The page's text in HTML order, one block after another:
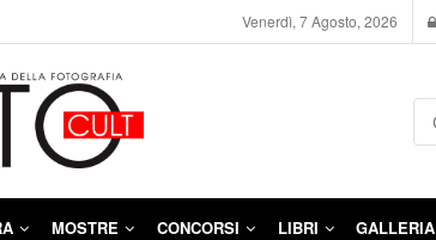
Venerdì, 7 Agosto, 2026
MOSTRE CONCORSI LIBRI GALLERIA